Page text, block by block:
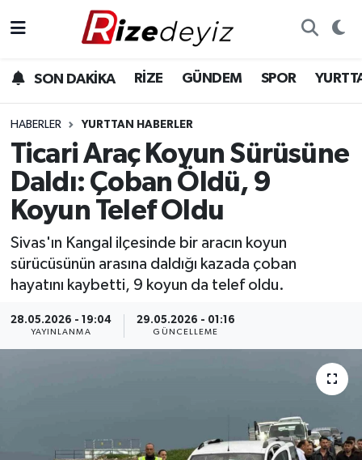
SON DAKİKA RİZE GÜNDEM SPOR
HABERLER YURTTAN HABERLER
Ticari Araç Koyun Sürüsüne
Daldı: Çoban Öldü, 9
Koyun Telef Oldu
Sivas'ın Kangal ilçesinde bir aracın koyun
sürücüsünün arasına daldığı kazada çoban
hayatını kaybetti, 9 koyun da telef oldu.
28.05.2026 - 19:04
YAYINLANMA
29.05.2026 - 01:16
GÜNCELLEME
Gündem
Yurttan Haberler
Ekonomi
Teknoloji
Sağlık
Rize Hava Durumu
Rize Trafik Yoğunluk Haritası
Süper Lig Puan Durumu ve Fikstür
Tüm Manşetler
Son Dakika Haberleri